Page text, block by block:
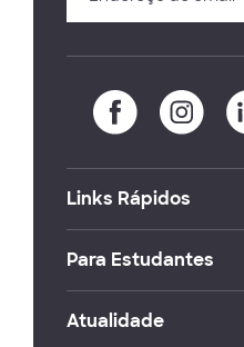
Links Rápidos
Para Estudantes
Atualidade